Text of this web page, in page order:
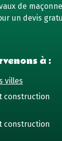
de
un devis
à :
villes
construction
construction